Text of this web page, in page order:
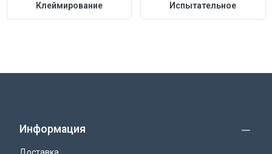
Клеймирование Испытательное
Информация